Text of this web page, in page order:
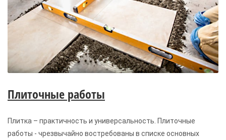
Плиточные работы
Плитка – практичность и универсальность. Плиточные
работы - чрезвычайно востребованы в списке основных